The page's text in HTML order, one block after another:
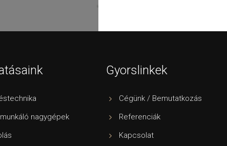
nagygépek
Gyorslinkek
Cégünk / Bemutatkozás
Referenciák
Kapcsolat